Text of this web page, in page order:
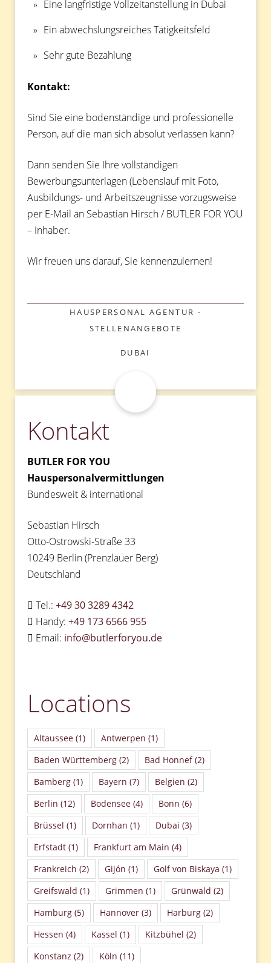
Eine langfristige Vollzeitanstellung in Dubai
Ein abwechslungsreiches Tätigkeitsfeld
Sehr gute Bezahlung
Kontakt:
Sind Sie eine bodenständige und professionelle
Person, auf die man sich absolut verlassen kann?
Dann senden Sie Ihre vollständigen
Bewerbungsunterlagen (Lebenslauf mit Foto,
Ausbildungs- und Arbeitszeugnisse vorzugsweise
per E-Mail an Sebastian Hirsch / BUTLER FOR YOU
– Inhaber.
Wir freuen uns darauf, Sie kennenzulernen!
KATEGORIEN
HAUSPERSONAL AGENTUR -
STELLENANGEBOTE
SCHLAGWÖRTER
DUBAI
Kontakt
BUTLER FOR YOU
Hauspersonalvermittlungen
Bundesweit & international
Sebastian Hirsch
Otto-Ostrowski-Straße 33
10249 Berlin (Prenzlauer Berg)
Deutschland
Tel.: +49 30 3289 4342
Handy: +49 173 6566 955
Email: info@butlerforyou.de
Locations
Altaussee (1) Antwerpen (1)
Baden Württemberg (2) Bad Honnef(2)
Bamberg (1) Bayern (7) Belgien (2)
Berlin (12) Bodensee (4) Bonn (6)
Brüssel (1) Dornhan (1) Dubai (3)
Erfstadt (1) Frankfurt am Main (4)
Frankreich (2) Gijón (1) Golf von Biskaya (1)
Greifswald (1) Grimmen (1) Grünwald (2)
Hamburg (5) Hannover (3) Harburg (2)
Hessen (4) Kassel (1) Kitzbühel (2)
Konstanz (2) Köln (11)